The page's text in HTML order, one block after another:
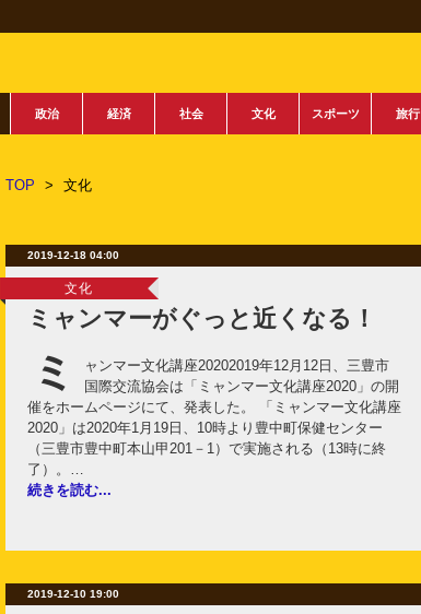
政治 経済 社会 文化 スポーツ 旅行
TOP > 文化
2019-12-18 04:00
文化
ミャンマーがぐっと近くなる！
ミ
ャンマー文化講座20202019年12月12日、三豊市
国際交流協会は「ミャンマー文化講座2020」の開
催をホームページにて、発表した。 「ミャンマー文化講座
2020」は2020年1月19日、10時より豊中町保健センター
（三豊市豊中町本山甲201－1）で実施される（13時に終
了）。…
続きを読む...
2019-12-10 19:00